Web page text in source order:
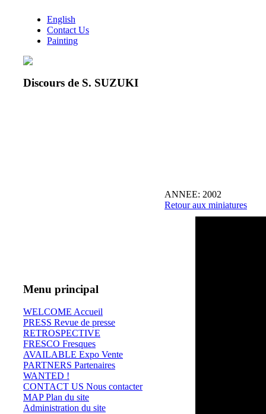
English
Contact Us
Painting
Discours de S. SUZUKI
Menu principal
WELCOME Accueil
PRESS Revue de presse
RETROSPECTIVE
FRESCO Fresques
AVAILABLE Expo Vente
PARTNERS Partenaires
WANTED !
CONTACT US Nous contacter
MAP Plan du site
Administration du site
ANNEE: 2002
Retour aux miniatures